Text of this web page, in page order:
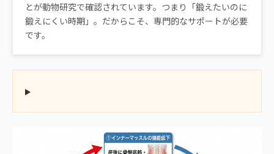
とが動物研究で確認されています。つまり「鍛えたいのに
鍛えにくい時期」。だからこそ、専門的なサポートが必要
です。